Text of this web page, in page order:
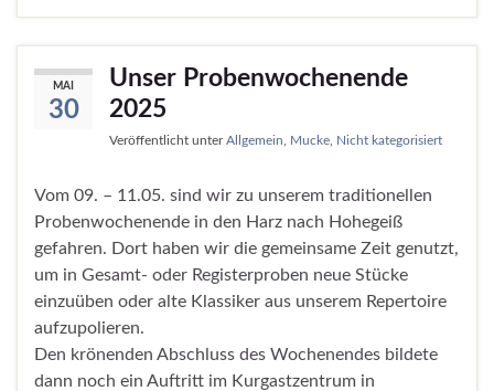
MAI
30
Unser Probenwochenende
2025
Veröffentlicht unterAllgemein Mucke Nicht kategorisiert
Vom 09. – 11.05. sind wir zu unserem traditionellen
Probenwochenende in den Harz nach Hohegeiß
gefahren. Dort haben wir die gemeinsame Zeit genutzt,
um in Gesamt- oder Registerproben neue Stücke
einzuüben oder alte Klassiker aus unserem Repertoire
aufzupolieren.
Den krönenden Abschluss des Wochenendes bildete
dann noch ein Auftritt im Kurgastzentrum in